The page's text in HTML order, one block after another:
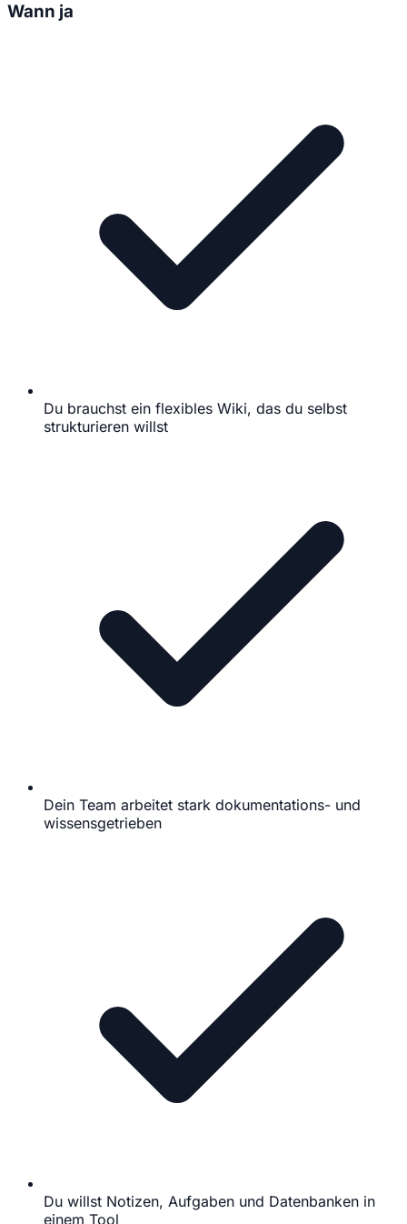
Wann ja
Du brauchst ein flexibles Wiki, das du selbst
strukturieren willst
Dein Team arbeitet stark dokumentations- und
wissensgetrieben
Du willst Notizen, Aufgaben und Datenbanken in
einem Tool